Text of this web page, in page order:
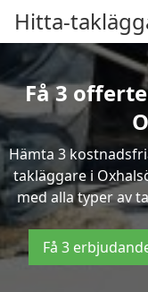
Hitta-
Få 3
Hämta 3
takläggare i
med alla typer av
Få 3